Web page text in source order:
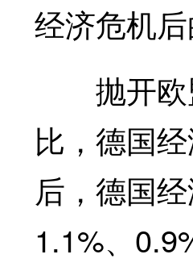
经济危机
抛开欧
比，德国
后，德国
1.1%、